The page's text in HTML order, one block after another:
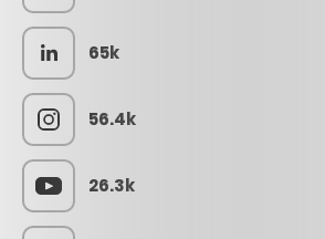
65k
56.4k
26.3k